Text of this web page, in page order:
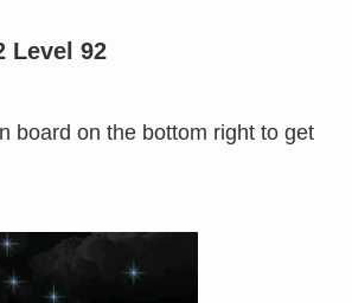
Level 92
board on the bottom right to get